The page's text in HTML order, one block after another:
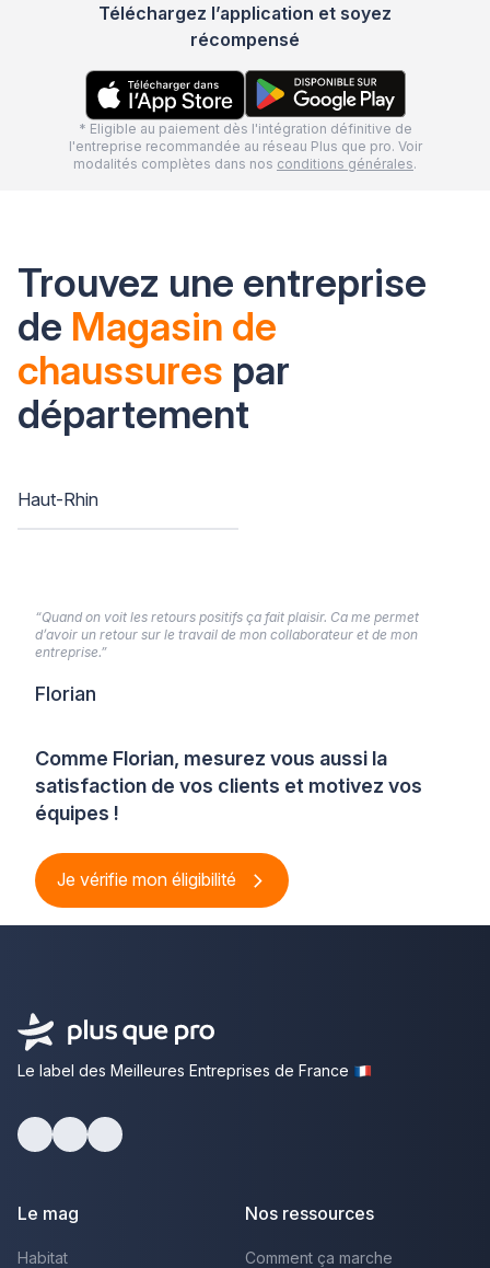
Téléchargez l’application et soyez
récompensé
* Eligible au paiement dès l'intégration définitive de
l'entreprise recommandée au réseau Plus que pro. Voir
modalités complètes dans nos conditions générales.
Trouvez une entreprise
de Magasin de
chaussures par
département
Haut-Rhin
Comme Florian, mesurez vous aussi la
satisfaction de vos clients et motivez vos
équipes !
Je vérifie mon éligibilité
“Quand on voit les retours positifs ça fait plaisir. Ca me permet
d’avoir un retour sur le travail de mon collaborateur et de mon
entreprise.”
Florian
Le label des Meilleures Entreprises de France
Le mag
Habitat
Nos ressources
Comment ça marche